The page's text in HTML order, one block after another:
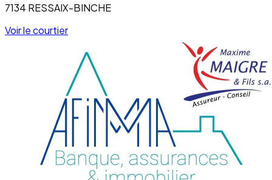
7134 RESSAIX-BINCHE
Voir le courtier